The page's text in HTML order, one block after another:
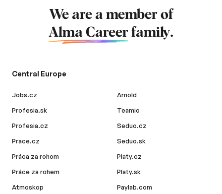
We are a member of
Alma Career family.
Central Europe
Jobs.cz
Profesia.sk
Profesia.cz
Prace.cz
Práca za rohom
Práce za rohem
Atmoskop
Arnold
Teamio
Seduo.cz
Seduo.sk
Platy.cz
Platy.sk
Paylab.com